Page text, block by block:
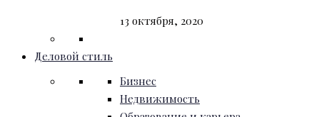
13 октября, 2020
Деловой стиль
Бизнес
Недвижимость